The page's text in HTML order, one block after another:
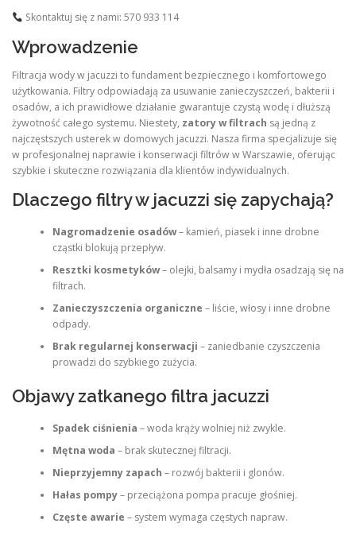
Skontaktuj się z nami: 570 933 114
Wprowadzenie
Filtracja wody w jacuzzi to fundament bezpiecznego i komfortowego
użytkowania. Filtry odpowiadają za usuwanie zanieczyszczeń, bakterii i
osadów, a ich prawidłowe działanie gwarantuje czystą wodę i dłuższą
żywotność całego systemu. Niestety, zatory w filtrach są jedną z
najczęstszych usterek w domowych jacuzzi. Nasza firma specjalizuje się
w profesjonalnej naprawie i konserwacji filtrów w Warszawie, oferując
szybkie i skuteczne rozwiązania dla klientów indywidualnych.
Dlaczego filtry w jacuzzi się zapychają?
Nagromadzenie osadów– kamień, piasek i inne drobne
cząstki blokują przepływ.
Resztki kosmetyków– olejki, balsamy i mydła osadzają się na
filtrach.
Zanieczyszczenia organiczne – liście, włosy i inne drobne
odpady.
Brak regularnej konserwacji – zaniedbanie czyszczenia
prowadzi do szybkiego zużycia.
Objawy zatkanego filtra jacuzzi
Spadek ciśnienia – woda krąży wolniej niż zwykle.
Mętna woda – brak skutecznej filtracji.
Nieprzyjemny zapach – rozwój bakterii i glonów.
Hałas pompy– przeciążona pompa pracuje głośniej.
Częste awarie – system wymaga częstych napraw.